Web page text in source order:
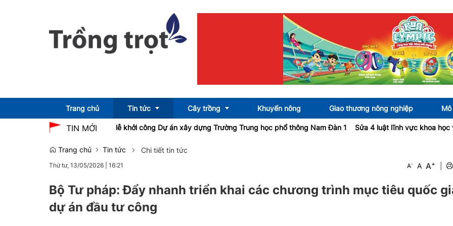
Trang chủ Tin tức
Emagazine
Cây trồng
OCOP
Khuyến nông Giao thương nông nghiệp
TIN MỚI
Thị Thanh Trà dự lễ khởi công Dự án xây dựng Trường Trung học phổ thông Nam Đàn 1 Sửa 4 luật lĩnh vực khoa học và công
Trang chủ Tin tức Chi tiết tin tức
Thứ tư, 13/05/2026 16:21 A- A A+
Bộ Tư pháp: Đẩy nhanh triển khai các chương trình mục tiêu quốc
dự án đầu tư công